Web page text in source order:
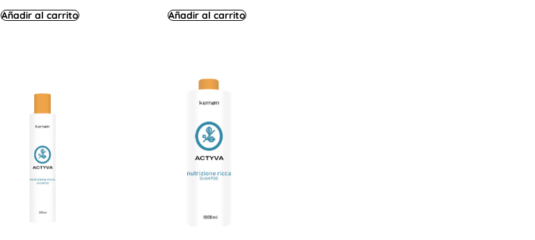
Añadir al carrito Añadir al carrito